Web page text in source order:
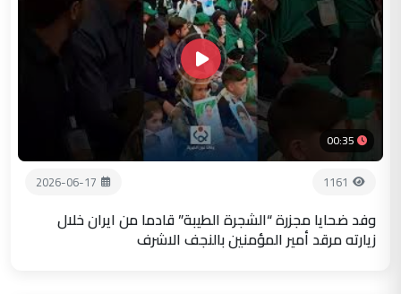
00:35
1161
2026-06-17
وفد ضحايا مجزرة “الشجرة الطيبة” قادما من ايران خلال
زيارته مرقد أمير المؤمنين بالنجف الاشرف